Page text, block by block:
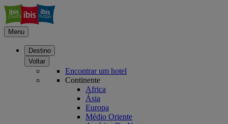
Menu
Destino
Voltar
Encontrar um hotel
Continente
Africa
Ásia
Europa
Médio Oriente